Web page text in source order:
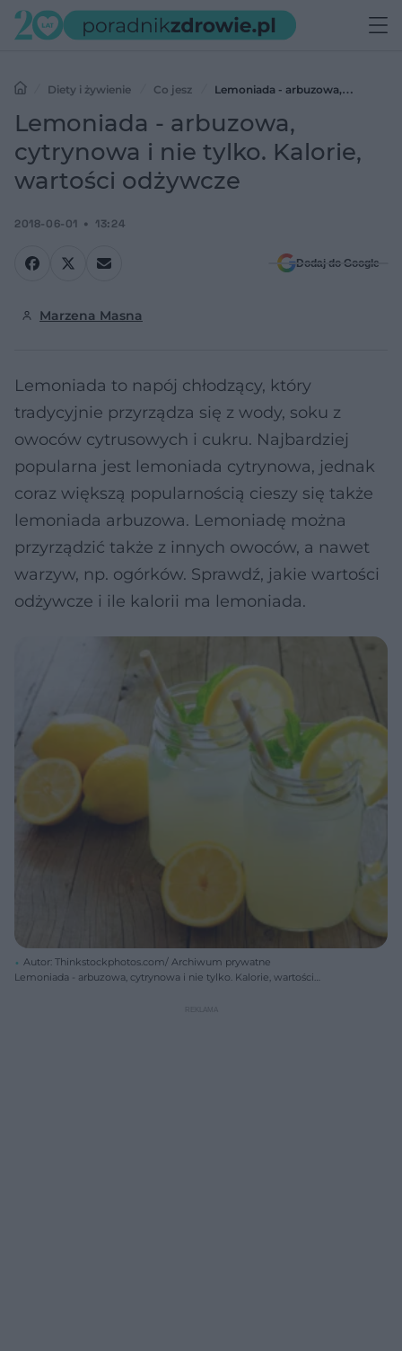
Diety i żywienie Co jesz
Lemoniada - arbuzowa,
cytrynowa i nie tylko. Kalorie, wartości odżywcze
Lemoniada - arbuzowa,
cytrynowa i nie tylko. Kalorie,
wartości odżywcze
2018-06-01 13:24
Dodaj do Google
Marzena Masna
Lemoniada to napój chłodzący, który
tradycyjnie przyrządza się z wody, soku z
owoców cytrusowych i cukru. Najbardziej
popularna jest lemoniada cytrynowa, jednak
coraz większą popularnością cieszy się także
lemoniada arbuzowa. Lemoniadę można
przyrządzić także z innych owoców, a nawet
warzyw, np. ogórków. Sprawdź, jakie wartości
odżywcze i ile kalorii ma lemoniada.
Autor: Thinkstockphotos.com/ Archiwum prywatne
Lemoniada - arbuzowa, cytrynowa i nie tylko. Kalorie, wartości